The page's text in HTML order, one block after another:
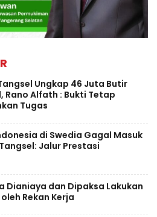
Ungkap 46 Juta Butir
Rano Alfath : Bukti Tetap
Tugas
di Swedia Gagal Masuk
Tangsel: Jalur Prestasi
Dianiaya dan Dipaksa Lakukan
Rekan Kerja